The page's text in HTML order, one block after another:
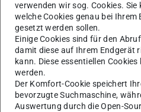
stärken – als Vordenkerin
Anziehungspunkt für Talente
Impulsgeberin für die
Transformationsaufgaben.
RMU-Sprecherin Professorin
Namen des gesamten RMU-
RMU-Kolleg:innen, die mit
verwenden wir sog. Cookies.
welche Cookies genau bei Ihrem
gesetzt werden sollen.
Einige Cookies sind für den
damit diese auf Ihrem Endgerät
kann. Diese essentiellen
werden.
Der Komfort-Cookie speichert
bevorzugte Suchmaschine,
Auswertung durch die Open-